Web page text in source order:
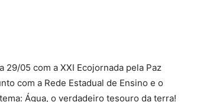
05 com a XXI Ecojornada pela Paz
com a Rede Estadual de Ensino e o
Água, o verdadeiro tesouro da terra!